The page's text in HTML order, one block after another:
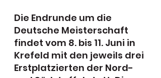
Die Endrunde um die
Deutsche Meisterschaft
findet vom 8. bis 11. Juni in
Krefeld mit den jeweils drei
Erstplatzierten der Nord-